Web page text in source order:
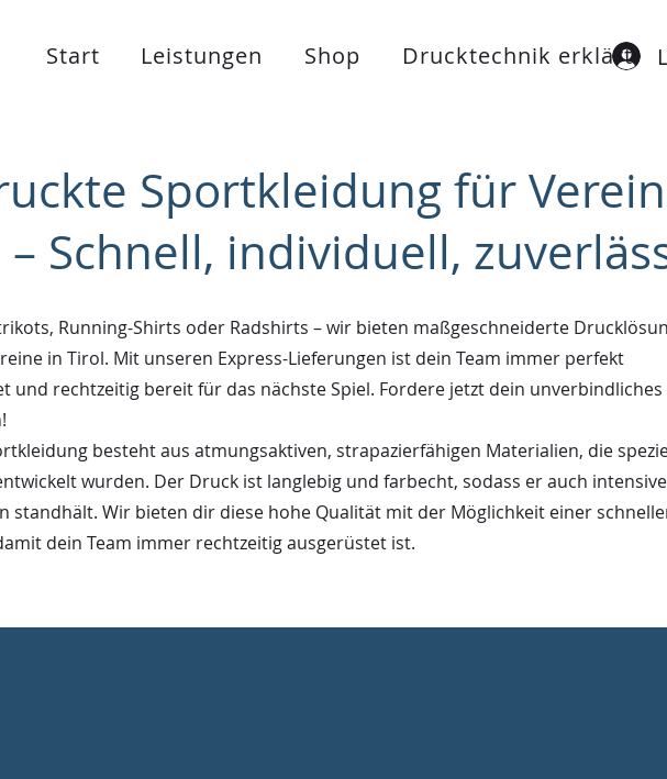
Start Leistungen Shop Drucktechnik erklärt
Sportkleidung für
Schnell, individuell,
Running-Shirts oder Radshirts – wir bieten maßgeschneiderte
in Tirol. Mit unseren Express-Lieferungen ist dein Team immer perfekt
und rechtzeitig bereit für das nächste Spiel. Fordere jetzt dein unverbindliches
besteht aus atmungsaktiven, strapazierfähigen Materialien, die
wurden. Der Druck ist langlebig und farbecht, sodass er auch
standhält. Wir bieten dir diese hohe Qualität mit der Möglichkeit einer
dein Team immer rechtzeitig ausgerüstet ist.